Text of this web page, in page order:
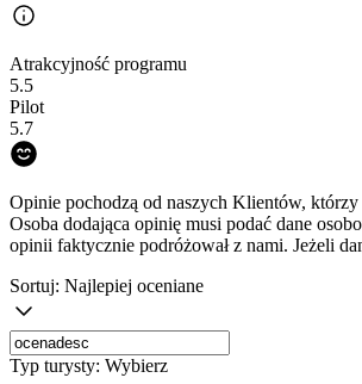
Atrakcyjność programu
5.5
Pilot
5.7
Opinie pochodzą od naszych Klientów,
Osoba dodająca opinię musi podać dane
opinii faktycznie podróżował z nami. Jeżeli
Sortuj: Najlepiej oceniane
Typ turysty: Wybierz